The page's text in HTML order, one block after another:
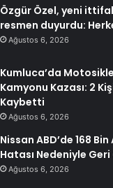
Özgür Özel, yeni
resmen duyurdu:
Ağustos 6, 2026
Kumluca’da
Kamyonu Kazası: 2
Kaybetti
Ağustos 6, 2026
Nissan ABD’de 168
Hatası Nedeniyle Geri
Ağustos 6, 2026